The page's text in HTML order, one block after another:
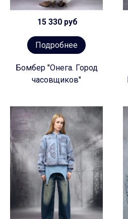
15 330 руб
Подробнее
Бомбер "Онега. Город
часовщиков"